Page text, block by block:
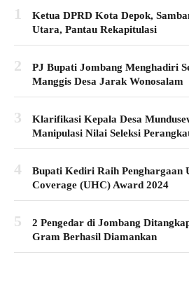
1
Ketua DPRD Kota Depok,
Utara, Pantau Rekapitulasi
2
PJ Bupati Jombang Menghadiri
Manggis Desa Jarak Wonosalam
3
Klarifikasi Kepala Desa
Manipulasi Nilai Seleksi
4
Bupati Kediri Raih Penghargaan
Coverage (UHC) Award 2024
5
2 Pengedar di Jombang
Gram Berhasil Diamankan